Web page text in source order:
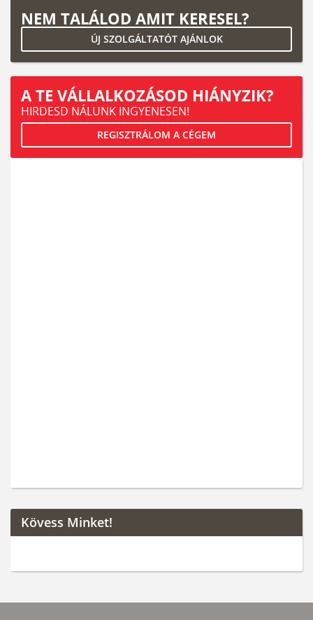
NEM TALÁLOD AMIT KERESEL?
ÚJ SZOLGÁLTATÓT AJÁNLOK
A TE VÁLLALKOZÁSOD HIÁNYZIK?
HIRDESD NÁLUNK INGYENESEN!
REGISZTRÁLOM A CÉGEM
Kövess Minket!